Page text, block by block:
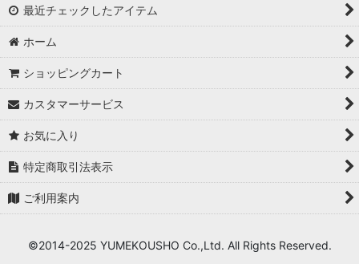
AN
みみ
華
杉山佳那惠
真優川咲
最近チェックしたアイテム
ホーム
ショッピングカート
カスタマーサービス
お気に入り
特定商取引法表示
ご利用案内
©2014-2025 YUMEKOUSHO Co.,Ltd. All Rights Reserved.